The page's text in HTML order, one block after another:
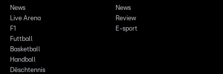
News
Live Arena
F1
Futtball
Basketball
Handball
Dëschtennis
News
Review
E-sport